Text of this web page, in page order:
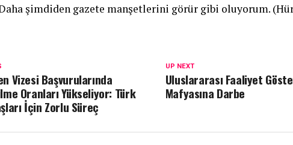
şimdiden gazete manşetlerini görür gibi oluyorum.
UP NEXT
Uluslararası Faaliyet
Mafyasına Darbe
Vizesi Başvurularında
Oranları Yükseliyor: Türk
İçin Zorlu Süreç